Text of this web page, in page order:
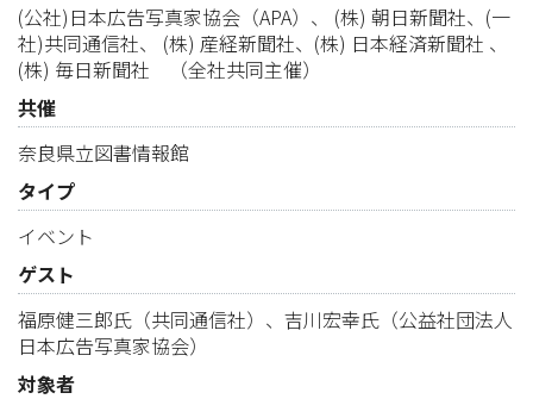
(公社)日本広告写真家協会（APA）、 (株) 朝日新聞社、(一
社)共同通信社、 (株) 産経新聞社、(株) 日本経済新聞社 、
(株) 毎日新聞社 （全社共同主催）
共催
奈良県立図書情報館
タイプ
イベント
ゲスト
福原健三郎氏（共同通信社）、吉川宏幸氏（公益社団法人
日本広告写真家協会）
対象者